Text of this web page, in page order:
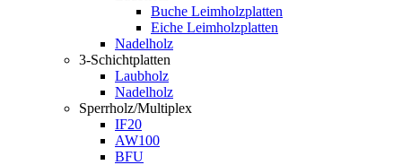
Buche Leimholzplatten
Eiche Leimholzplatten
Nadelholz
3-Schichtplatten
Laubholz
Nadelholz
Sperrholz/Multiplex
IF20
AW100
BFU